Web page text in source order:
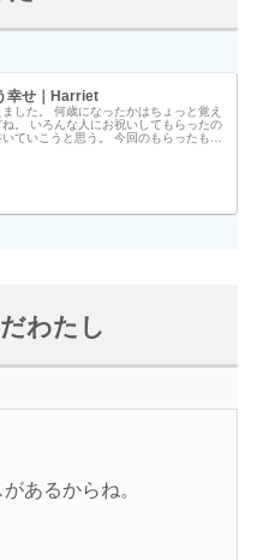
幸せ｜Harriet
した。 何歳になったかはちょっと覚え
。 いろんな人にお祝いしてもらったの
ていこうと思う。 今回のもらったもの
わたし
あるからね。